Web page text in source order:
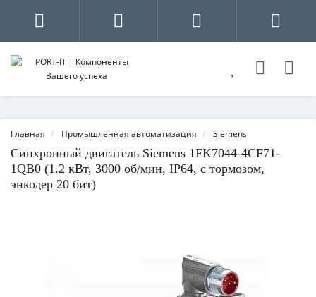
Главная Промышленная автоматизация Siemens
Синхронный двигатель Siemens 1FK7044-4CF71-
1QB0 (1.2 кВт, 3000 об/мин, IP64, с тормозом,
энкодер 20 бит)